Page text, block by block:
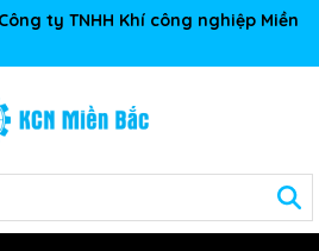
ty TNHH Khí công nghiệp Miền